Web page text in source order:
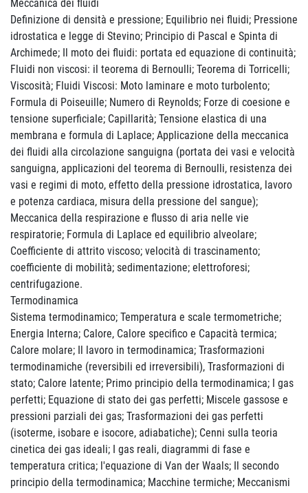
Meccanica dei fluidi
Definizione di densità e pressione; Equilibrio nei fluidi; Pressione
idrostatica e legge di Stevino; Principio di Pascal e Spinta di
Archimede; Il moto dei fluidi: portata ed equazione di continuità;
Fluidi non viscosi: il teorema di Bernoulli; Teorema di Torricelli;
Viscosità; Fluidi Viscosi: Moto laminare e moto turbolento;
Formula di Poiseuille; Numero di Reynolds; Forze di coesione e
tensione superficiale; Capillarità; Tensione elastica di una
membrana e formula di Laplace; Applicazione della meccanica
dei fluidi alla circolazione sanguigna (portata dei vasi e velocità
sanguigna, applicazioni del teorema di Bernoulli, resistenza dei
vasi e regimi di moto, effetto della pressione idrostatica, lavoro
e potenza cardiaca, misura della pressione del sangue);
Meccanica della respirazione e flusso di aria nelle vie
respiratorie; Formula di Laplace ed equilibrio alveolare;
Coefficiente di attrito viscoso; velocità di trascinamento;
coefficiente di mobilità; sedimentazione; elettroforesi;
centrifugazione.
Termodinamica
Sistema termodinamico; Temperatura e scale termometriche;
Energia Interna; Calore, Calore specifico e Capacità termica;
Calore molare; Il lavoro in termodinamica; Trasformazioni
termodinamiche (reversibili ed irreversibili), Trasformazioni di
stato; Calore latente; Primo principio della termodinamica; I gas
perfetti; Equazione di stato dei gas perfetti; Miscele gassose e
pressioni parziali dei gas; Trasformazioni dei gas perfetti
(isoterme, isobare e isocore, adiabatiche); Cenni sulla teoria
cinetica dei gas ideali; I gas reali, diagrammi di fase e
temperatura critica; l'equazione di Van der Waals; Il secondo
principio della termodinamica; Macchine termiche; Meccanismi